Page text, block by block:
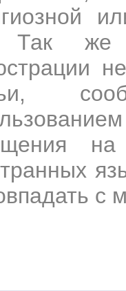
Так же
с